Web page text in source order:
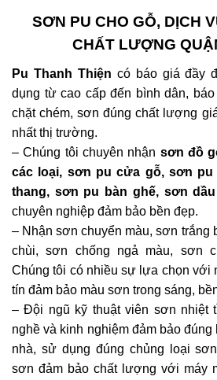
SƠN PU CHO GỖ, DỊCH
CHẤT LƯỢNG
Pu Thanh Thiện có báo giá đầy
dụng từ cao cấp đến bình dân,
chặt chém, sơn đúng chất lượng
nhất thị trường.
– Chúng tôi chuyên nhận sơn đồ
các loại, sơn pu cửa gỗ, sơn
thang, sơn pu bàn ghế, sơn
chuyên nghiệp đảm bảo bền đẹp.
– Nhận sơn chuyển màu, sơn trắng
chùi, sơn chống ngả màu, sơn
Chúng tôi có nhiều sự lựa chọn với
tín đảm bảo màu sơn trong sáng,
– Đội ngũ kỹ thuật viên sơn nhiệt
nghề và kinh nghiệm đảm bảo đúng
nhà, sử dụng đúng chủng loại
sơn đảm bảo chất lượng với máy